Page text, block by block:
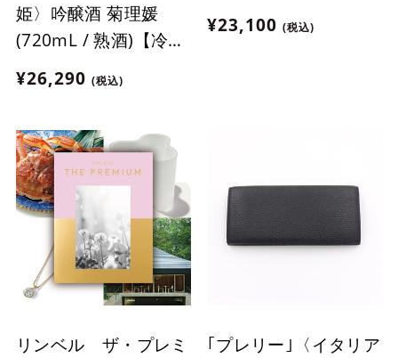
姫〉吟醸酒 菊理媛
(720mL / 熟酒)【冷
蔵】
¥26,290 (税込)
¥23,100 (税込)
リンベル ザ・プレミ
｢プレリー｣〈イタリア